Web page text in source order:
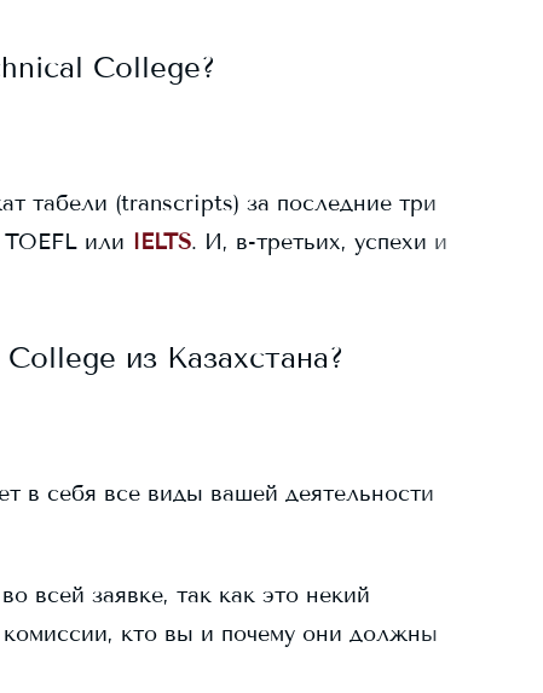
College?
табели (transcripts) за последние три
или IELTS. И, в-третьих, успехи и
из Казахстана?
в себя все виды вашей деятельности
всей заявке, так как это некий
кто вы и почему они должны